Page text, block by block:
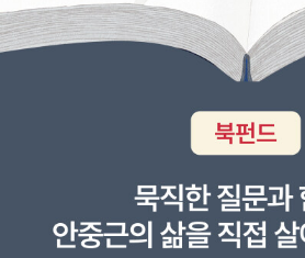
절로 암기가 된다.7. 휴대가 편리하다. 시
는데 놀랍도록 가벼워서 어디서든 들고 다
의 공부 방법은 책이 제시하는 대로 주어진
을 쭉쭉 읽었다. 자격증 적성 공부법인 듯
으면 술술 이해가 되도록 구성이 잘 짜여
급 자격증을 가장 빠르고 쉽고 현명하게
컴활 자격증 책을 찾지 못하고 있었다면